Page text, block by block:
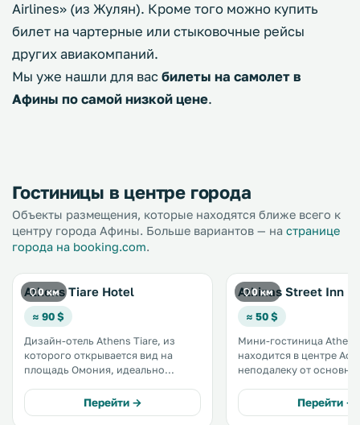
Airlines» (из Жулян). Кроме того можно купить
билет на чартерные или стыковочные рейсы
других авиакомпаний.
Мы уже нашли для вас билеты на самолет в
Афины по самой низкой цене.
Гостиницы в центре города
Объекты размещения, которые находятся ближе всего к
центру города Афины. Больше вариантов — на странице
города на booking.com.
0 км
Athens Tiare Hotel
≈ 90 $
Дизайн-отель Athens Tiare, из
которого открывается вид на
площадь Омония, идеально
туристов, так и для бизнес-
путешественников благодаря
Перейти →
0 км
Athinas Street Inn
≈ 50 $
Мини-гостиница
находится в центре
неподалеку от
оживленных районов
Перейти →